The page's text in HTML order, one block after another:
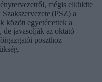
mégis elküldte
Szakszervezete (PSZ) a
között egyetértettek a
de javasolják az oktató
poszthoz